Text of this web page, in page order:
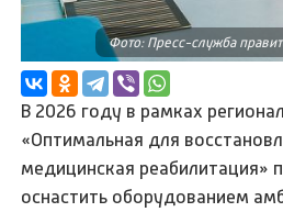
Фото: Пресс-служба
В 2026 году в рамках
«Оптимальная для
медицинская реабилитация»
оснастить оборудованием